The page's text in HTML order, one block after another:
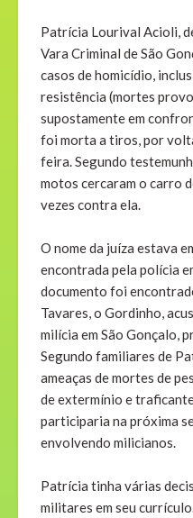
Patrícia Lourival Acioli,
Vara Criminal de São
casos de homicídio,
resistência (mortes
supostamente em
foi morta a tiros, por
feira. Segundo
motos cercaram o carro
vezes contra ela.
O nome da juíza estava
encontrada pela polícia
documento foi
Tavares, o Gordinho,
milícia em São Gonçalo,
Segundo familiares de
ameaças de mortes de
de extermínio e
participaria na próxima
envolvendo milicianos.
Patrícia tinha várias
militares em seu